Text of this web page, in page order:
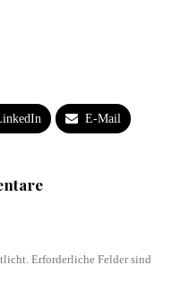
E-Mail
Erforderliche Felder sind